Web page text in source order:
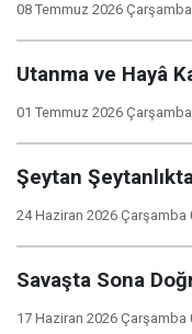
08 Temmuz 2026
Utanma ve Hayâ
01 Temmuz 2026
Şeytan
24 Haziran 2026 Çarşamba
Savaşta Sona
17 Haziran 2026 Çarşamba